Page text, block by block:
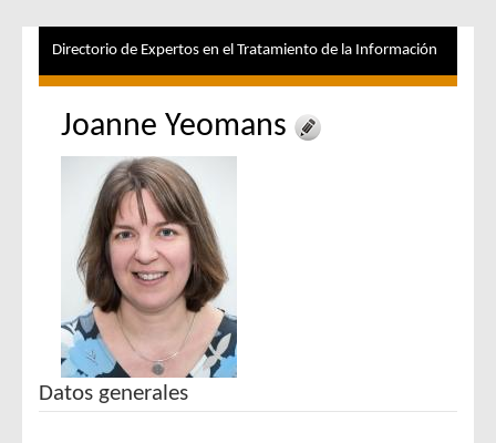
Directorio de Expertos en el Tratamiento de la Información
Joanne Yeomans
Datos generales